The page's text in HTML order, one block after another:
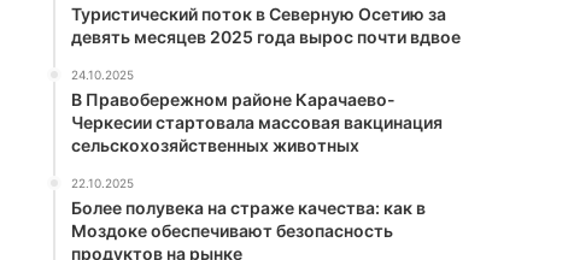
Туристический поток в Северную Осетию за
девять месяцев 2025 года вырос почти вдвое
24.10.2025
В Правобережном районе Карачаево-
Черкесии стартовала массовая вакцинация
сельскохозяйственных животных
22.10.2025
Более полувека на страже качества: как в
Моздоке обеспечивают безопасность
продуктов на рынке